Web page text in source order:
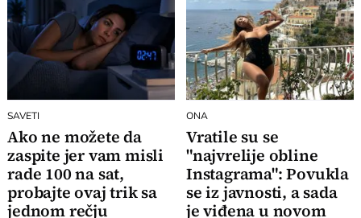
SAVETI
Ako ne možete da
zaspite jer vam misli
rade 100 na sat,
probajte ovaj trik sa
jednom rečju
ONA
Vratile su se
"najvrelije obline
Instagrama": Povukla
se iz javnosti, a sada
je viđena u novom